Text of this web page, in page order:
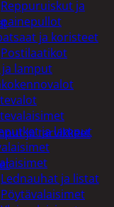
Reppuruiskut ja
painepullot
ja koristeet
Postilaatikot
lamput
ja lamput
Lednauhat ja listat
Pöytävalaisimet
ja tarvikkeet